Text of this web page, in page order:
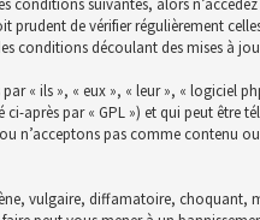
conditions suivantes, alors
de vérifier régulièrement
conditions découlant des mises à
« ils », « eux », « leur », « logiciel
ci-après par « GPL ») et qui peut être
n’acceptons pas comme
vulgaire, diffamatoire,